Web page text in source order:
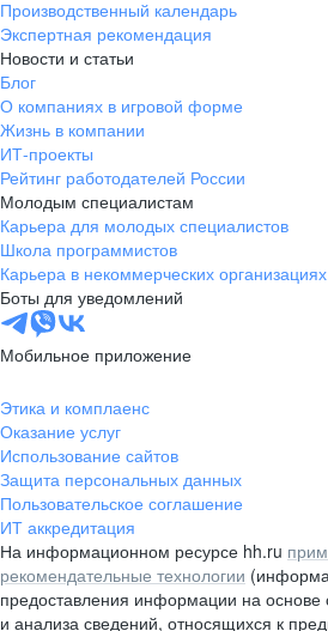
Производственный календарь
Экспертная рекомендация
Новости и статьи
Блог
О компаниях в игровой форме
Жизнь в компании
ИТ-проекты
Рейтинг работодателей России
Молодым специалистам
Карьера для молодых специалистов
Школа программистов
Карьера в некоммерческих организациях
Боты для уведомлений
Мобильное приложение
Этика и комплаенс
Оказание услуг
Использование сайтов
Защита персональных данных
Пользовательское соглашение
ИТ аккредитация
На информационном ресурсе hh.ru
рекомендательные технологии
предоставления информации на основе
и анализа сведений, относящихся к